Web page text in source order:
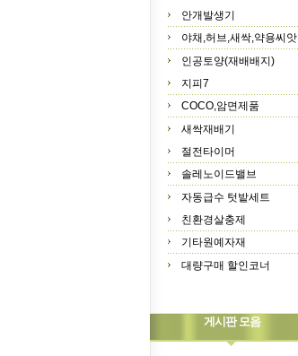
안개발생기
야채,허브,새싹,약용씨앗
인공토양(재배배지)
지피7
COCO,암면제품
새싹재배기
절전타이머
솔레노이드밸브
자동급수 텃밭세트
친환경살충제
기타원예자재
대량구매 할인코너
게시판 모음